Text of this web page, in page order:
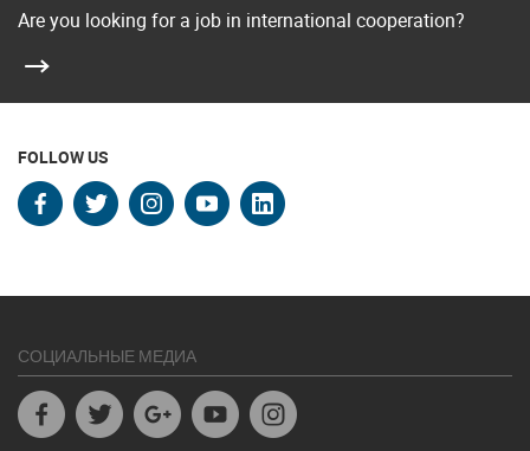
Are you looking for a job in international cooperation?
FOLLOW US
facebook
twitter
instagram
youtube
linkedin
СОЦИАЛЬНЫЕ МЕДИА
FacebookTwitter Google+ Youtube